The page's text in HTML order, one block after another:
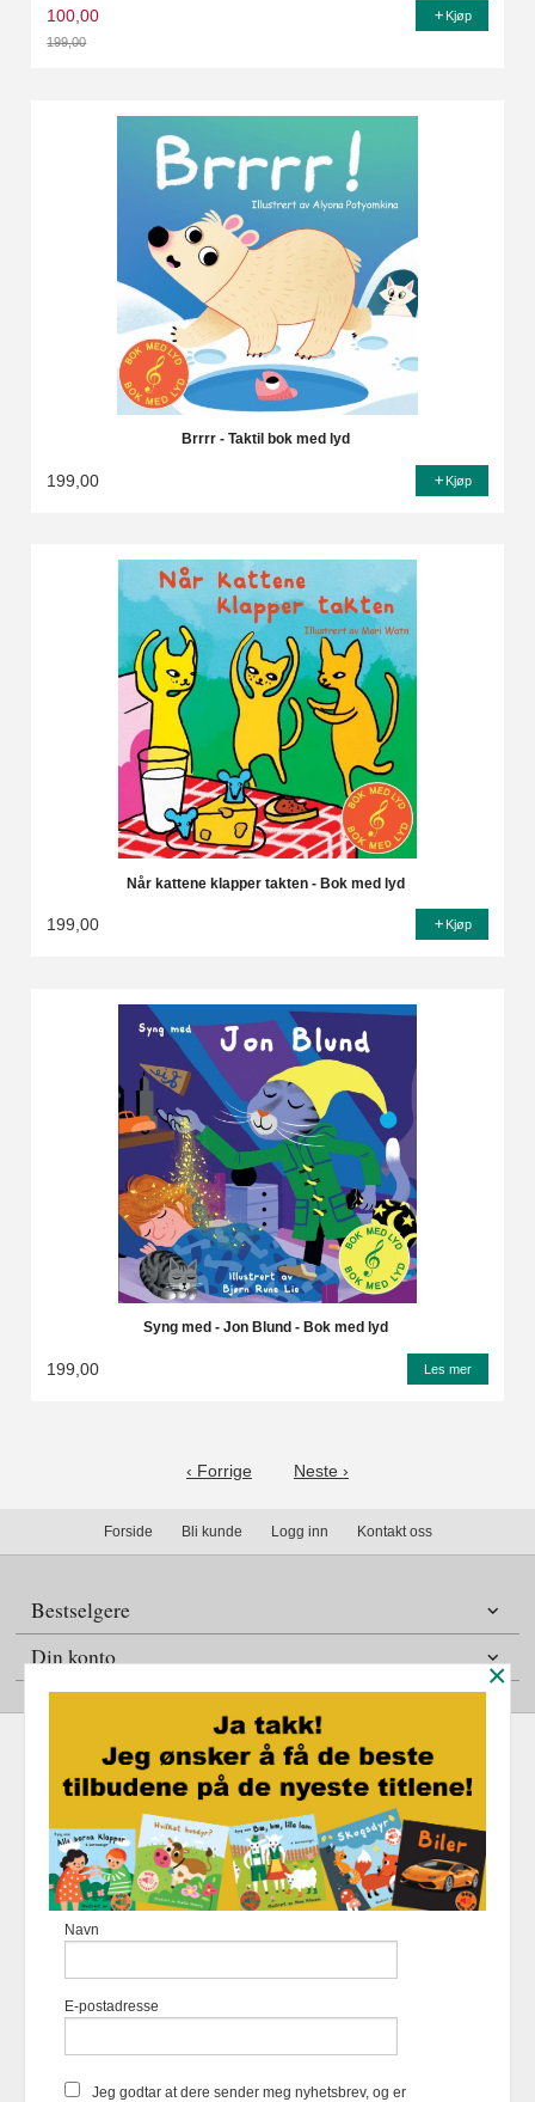
100,00
199,00
Kjøp
Brrrr - Taktil bok med lyd
199,00 Kjøp
Når kattene klapper takten - Bok med lyd
199,00 Kjøp
Syng med - Jon Blund - Bok med lyd
199,00 Les mer
‹ Forrige Neste ›
Forside Bli kunde Logg inn Kontakt oss
Bestselgere
Din konto
Kjøpsbetingelser Sikkerhet og personvern
Nyhetsbrev
Foretaksregisteret 883 957 652
du får en bedre kjøpsopplevelse og
bruker cookies hovedsaklig til å
×
Navn
E-postadresse
Jeg godtar at dere sender meg nyhetsbrev, og er